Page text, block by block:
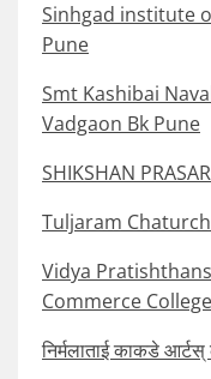
Sinhgad institute
Pune
Smt Kashibai
Vadgaon Bk Pune
SHIKSHAN
Tuljaram
Vidya
Commerce
निर्मलाताई काकडे